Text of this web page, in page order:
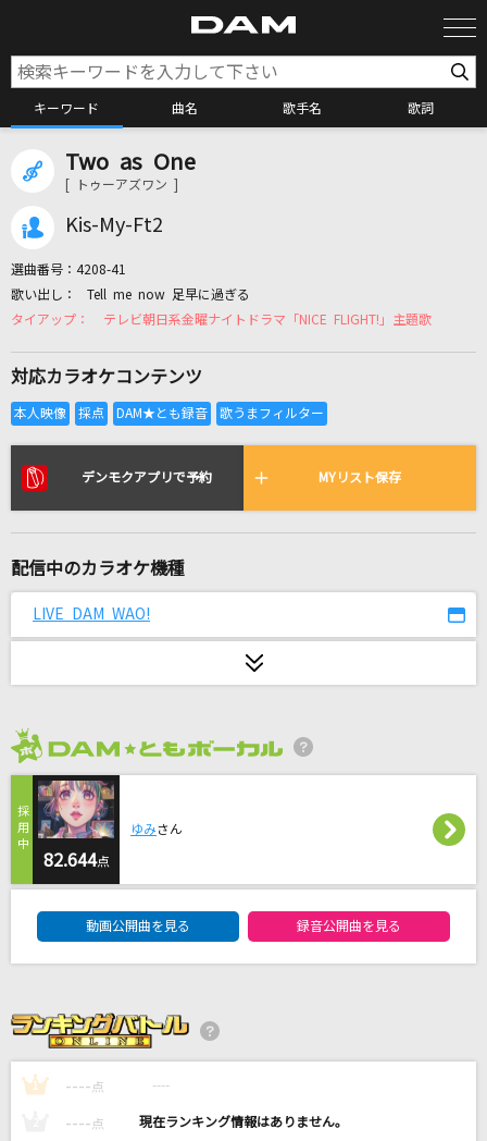
キーワード 曲名 歌手名 歌詞
カラオケ検索
カラオケリクエスト
リアルタイムで歌われている曲の一覧
プロポーズ
FMP
B'z
[生音]3月9日
レミオロメン
なごり雨
夏木綾子
[生音]恋におちて-Fall in love-
小林明子
槇原敬之(Makihara)
[生音]ちりぬるを
Two as One
[ トゥーアズワン ]
Kis-My-Ft2
選曲番号： 4208-41
Tell me now 足早に過ぎる
テレビ朝日系金曜ナイトドラマ「NICE FLIGHT!」主題歌
対応カラオケコンテンツ
デンモクアプリで予約 MYリスト保存
配信中のカラオケ機種
LIVE DAM WAO!
82.644点
ゆみさん
動画公開曲を見る 録音公開曲を見る
1 ---- 点 ----
---- 点 ----